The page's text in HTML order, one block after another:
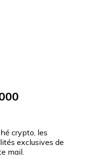
crypto, les
exclusives de
mail.